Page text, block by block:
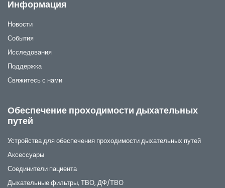
Информация
Новости
События
Исследования
Поддержка
Свяжитесь с нами
Обеспечение проходимости дыхательных
путей
Устройства для обеспечения проходимости дыхательных путей
Аксессуары
Соединители пациента
Дыхательные фильтры, ТВО, ДФ/ТВО